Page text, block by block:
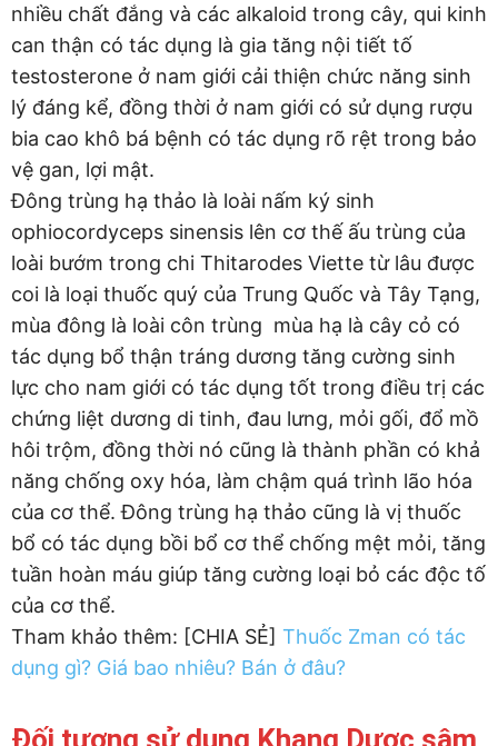
nhiều chất đắng và các alkaloid trong cây, qui kinh
can thận có tác dụng là gia tăng nội tiết tố
testosterone ở nam giới cải thiện chức năng sinh
lý đáng kể, đồng thời ở nam giới có sử dụng rượu
bia cao khô bá bệnh có tác dụng rõ rệt trong bảo
vệ gan, lợi mật.
Đông trùng hạ thảo là loài nấm ký sinh
ophiocordyceps sinensis lên cơ thế ấu trùng của
loài bướm trong chi Thitarodes Viette từ lâu được
coi là loại thuốc quý của Trung Quốc và Tây Tạng,
mùa đông là loài côn trùng mùa hạ là cây cỏ có
tác dụng bổ thận tráng dương tăng cường sinh
lực cho nam giới có tác dụng tốt trong điều trị các
chứng liệt dương di tinh, đau lưng, mỏi gối, đổ mồ
hôi trộm, đồng thời nó cũng là thành phần có khả
năng chống oxy hóa, làm chậm quá trình lão hóa
của cơ thể. Đông trùng hạ thảo cũng là vị thuốc
bổ có tác dụng bồi bổ cơ thể chống mệt mỏi, tăng
tuần hoàn máu giúp tăng cường loại bỏ các độc tố
của cơ thể.
Tham khảo thêm: [CHIA SẺ] Thuốc Zman có tác
dụng gì? Giá bao nhiêu? Bán ở đâu?
Đối tượng sử dụng Khang Dược sâm